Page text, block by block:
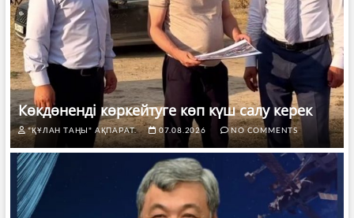
Көкдөненді көркейтуге көп күш салу керек
"ҚҰЛАН ТАҢЫ" АҚПАРАТ. 07.08.2026 NO COMMENTS